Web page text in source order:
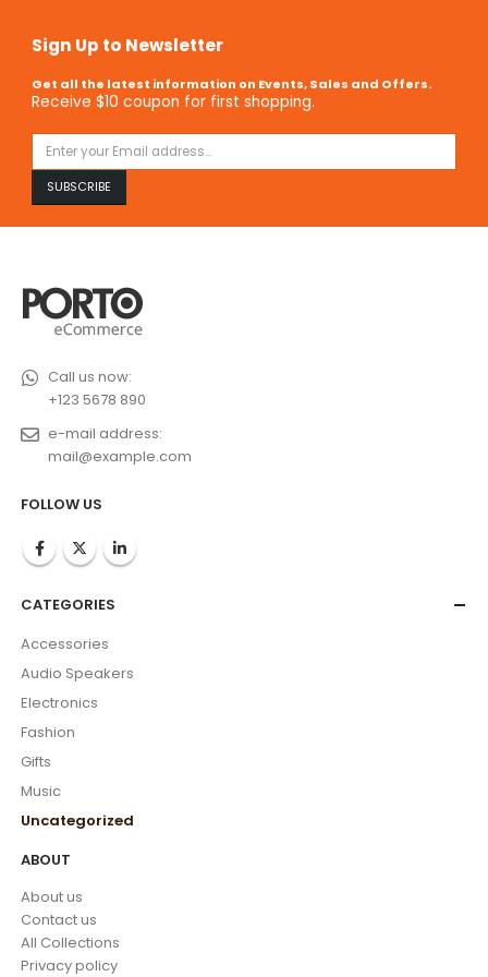
Sign Up to Newsletter
Get all the latest information on Events, Sales and Offers.
Receive $10 coupon for first shopping.
Call us now:
+123 5678 890
e-mail address:
mail@example.com
FOLLOW US
CATEGORIES
Accessories
Audio Speakers
Electronics
Fashion
Gifts
Music
Uncategorized
ABOUT
About us
Contact us
All Collections
Privacy policy